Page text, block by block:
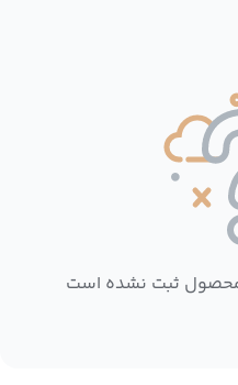
محصول ثبت نشده است